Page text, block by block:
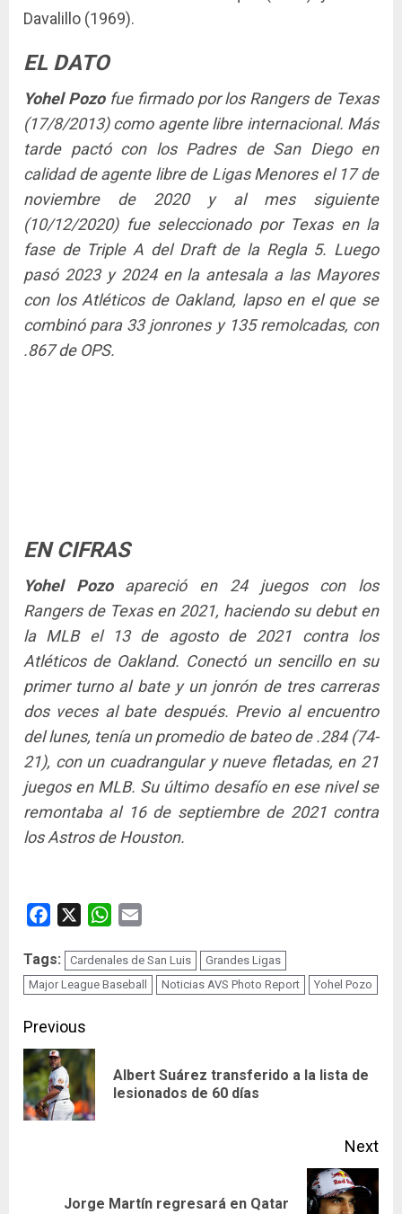
Davalillo (1969).
EL DATO
Yohel Pozofue firmado por los Rangers de Texas
(17/8/2013) como agente libre internacional. Más
tarde pactó con los Padres de San Diego en
calidad de agente libre de Ligas Menores el 17 de
noviembre de 2020 y al mes siguiente
(10/12/2020) fue seleccionado por Texas en la
fase de Triple A del Draft de la Regla 5. Luego
pasó 2023 y 2024 en la antesala a las Mayores
con los Atléticos de Oakland, lapso en el que se
combinó para 33 jonrones y 135 remolcadas, con
.867 de OPS.
EN CIFRAS
Yohel Pozoapareció en 24 juegos con los
Rangers de Texas en 2021, haciendo su debut en
la MLB el 13 de agosto de 2021 contra los
Atléticos de Oakland. Conectó un sencillo en su
primer turno al bate y un jonrón de tres carreras
dos veces al bate después. Previo al encuentro
del lunes, tenía un promedio de bateo de .284 (74-
21), con un cuadrangular y nueve fletadas, en 21
juegos en MLB. Su último desafío en ese nivel se
remontaba al 16 de septiembre de 2021 contra
los Astros de Houston.
Facebook WhatsApp
Tags: Cardenales de San Luis
Grandes Ligas
Major League Baseball
Noticias AVS Photo Report Yohel Pozo
Continue
Reading
Previous
Albert Suárez transferido a la lista de
lesionados de 60 días
Next
Jorge Martín regresará en Qatar